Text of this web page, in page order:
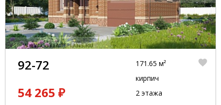
92-72
54 265 ₽
171.65 м²
кирпич
2 этажа